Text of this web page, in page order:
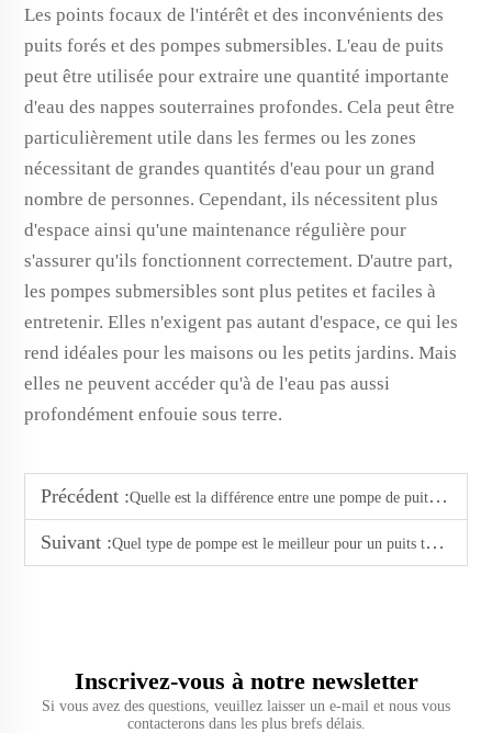
Les points focaux de l'intérêt et des inconvénients des
puits forés et des pompes submersibles. L'eau de puits
peut être utilisée pour extraire une quantité importante
d'eau des nappes souterraines profondes. Cela peut être
particulièrement utile dans les fermes ou les zones
nécessitant de grandes quantités d'eau pour un grand
nombre de personnes. Cependant, ils nécessitent plus
d'espace ainsi qu'une maintenance régulière pour
s'assurer qu'ils fonctionnent correctement. D'autre part,
les pompes submersibles sont plus petites et faciles à
entretenir. Elles n'exigent pas autant d'espace, ce qui les
rend idéales pour les maisons ou les petits jardins. Mais
elles ne peuvent accéder qu'à de l'eau pas aussi
profondément enfouie sous terre.
Précédent :Quelle est la différence entre une pompe de puits foré et une pompe submersible ?
Suivant :Quel type de pompe est le meilleur pour un puits tubulaire ?
Inscrivez-vous à notre newsletter
Si vous avez des questions, veuillez laisser un e-mail et nous vous
contacterons dans les plus brefs délais.